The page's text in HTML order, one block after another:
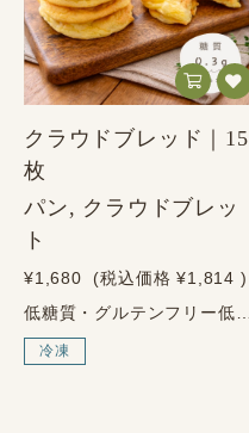
クラウドブレッド｜15
枚
パン, クラウドブレッ
ト
¥1,680 (税込価格 ¥1,814 )
冷凍